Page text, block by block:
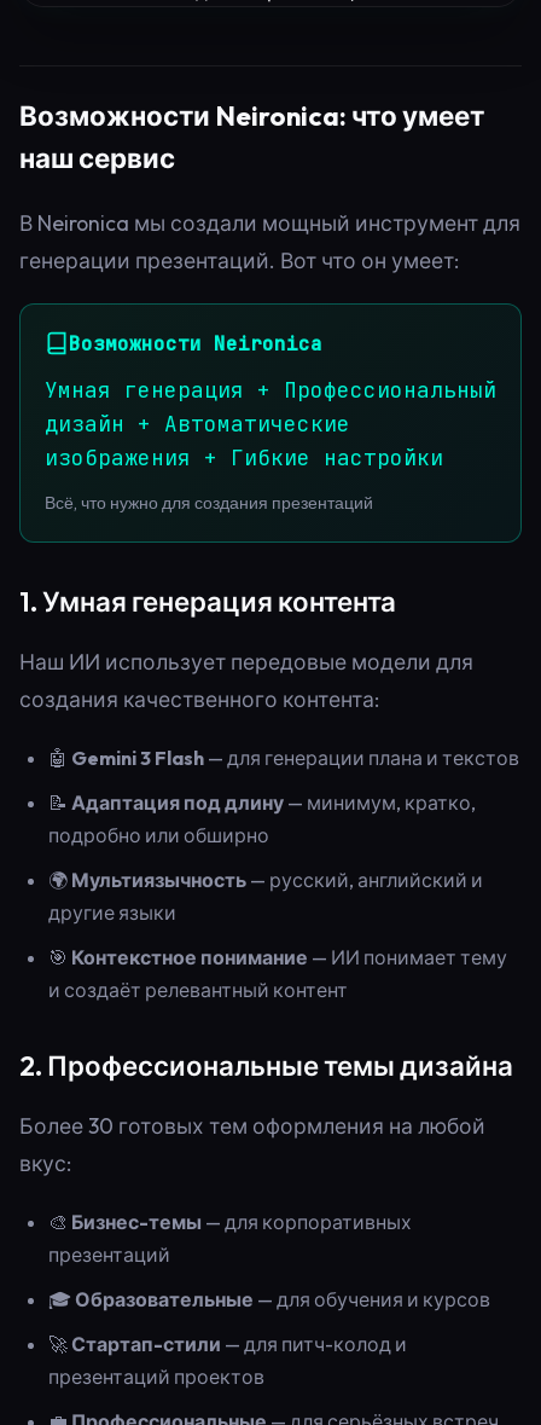
Возможности Neironica: что умеет
наш сервис
В Neironica мы создали мощный инструмент для
генерации презентаций. Вот что он умеет:
Возможности Neironica
Умная генерация + Профессиональный
дизайн + Автоматические
изображения + Гибкие настройки
Всё, что нужно для создания презентаций
1. Умная генерация контента
Наш ИИ использует передовые модели для
создания качественного контента:
🤖 Gemini 3 Flash — для генерации плана и текстов
📝 Адаптация под длину — минимум, кратко,
подробно или обширно
🌍 Мультиязычность — русский, английский и
другие языки
🎯 Контекстное понимание — ИИ понимает тему
и создаёт релевантный контент
2. Профессиональные темы дизайна
Более 30 готовых тем оформления на любой
вкус:
🎨 Бизнес-темы — для корпоративных
презентаций
🎓 Образовательные — для обучения и курсов
🚀 Стартап-стили — для питч-колод и
презентаций проектов